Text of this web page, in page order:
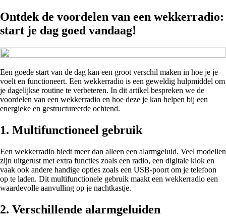
Ontdek de voordelen van een wekkerradio:
start je dag goed vandaag!
Een goede start van de dag kan een groot verschil maken in hoe je je
voelt en functioneert. Een wekkerradio is een geweldig hulpmiddel om
je dagelijkse routine te verbeteren. In dit artikel bespreken we de
voordelen van een wekkerradio en hoe deze je kan helpen bij een
energieke en gestructureerde ochtend.
1. Multifunctioneel gebruik
Een wekkerradio biedt meer dan alleen een alarmgeluid. Veel modellen
zijn uitgerust met extra functies zoals een radio, een digitale klok en
vaak ook andere handige opties zoals een USB-poort om je telefoon
op te laden. Dit multifunctionele gebruik maakt een wekkerradio een
waardevolle aanvulling op je nachtkastje.
2. Verschillende alarmgeluiden